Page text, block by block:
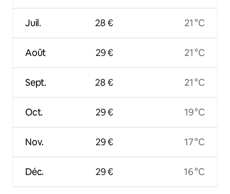
Juil.
Août
Sept.
Oct.
Nov.
Déc.
28 €
29 €
28 €
29 €
29 €
29 €
21 °C
21 °C
21 °C
19 °C
17 °C
16 °C